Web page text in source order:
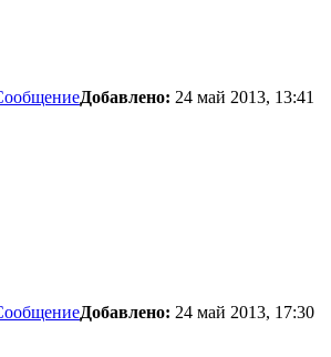
Добавлено: 24 май 2013, 13:41
Добавлено: 24 май 2013, 17:30